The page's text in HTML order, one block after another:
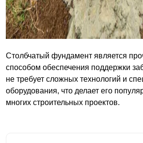
Столбчатый фундамент является
способом обеспечения поддержки
не требует сложных технологий и
оборудования, что делает его
многих строительных проектов.